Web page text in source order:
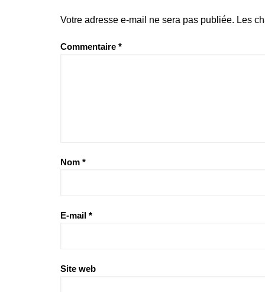
Votre adresse e-mail ne sera pas publiée. Les
Commentaire *
Nom *
E-mail *
Site web